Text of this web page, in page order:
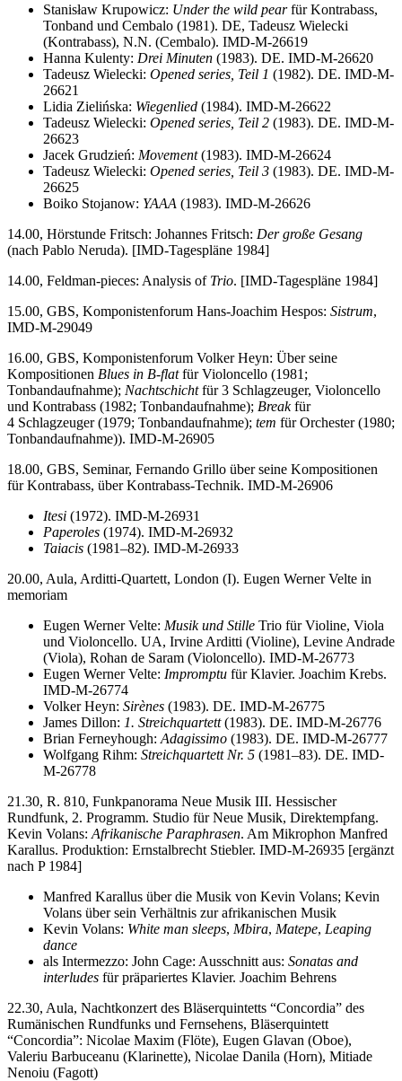
Stanisław Krupowicz: Under the wild pearfür Kontrabass,
Tonband und Cembalo (1981). DE, Tadeusz Wielecki
(Kontrabass), N.N. (Cembalo). IMD-M-26619
Hanna Kulenty: Drei Minuten (1983). DE. IMD-M-26620
Tadeusz Wielecki: Opened series, Teil 1 (1982). DE. IMD-M-
26621
Lidia Zielińska: Wiegenlied (1984). IMD-M-26622
Tadeusz Wielecki: Opened series, Teil 2 (1983). DE. IMD-M-
26623
Jacek Grudzień: Movement(1983). IMD-M-26624
Tadeusz Wielecki: Opened series, Teil 3 (1983). DE. IMD-M-
26625
Boiko Stojanow: YAAA (1983). IMD-M-26626
14.00, Hörstunde Fritsch: Johannes Fritsch: Der große Gesang
(nach Pablo Neruda). [IMD-Tagespläne 1984]
14.00, Feldman-pieces: Analysis of Trio. [IMD-Tagespläne 1984]
15.00, GBS, Komponistenforum Hans-Joachim Hespos: Sistrum,
IMD-M-29049
16.00, GBS, Komponistenforum Volker Heyn: Über seine
Kompositionen Blues in B-flatfür Violoncello (1981;
Tonbandaufnahme); Nachtschichtfür 3 Schlagzeuger, Violoncello
und Kontrabass (1982; Tonbandaufnahme); Breakfür
4 Schlagzeuger (1979; Tonbandaufnahme); tem für Orchester (1980;
Tonbandaufnahme)). IMD-M-26905
18.00, GBS, Seminar, Fernando Grillo über seine Kompositionen
für Kontrabass, über Kontrabass-Technik. IMD-M-26906
Itesi (1972). IMD-M-26931
Paperoles (1974). IMD-M-26932
Taiacis (1981–82). IMD-M-26933
20.00, Aula, Arditti-Quartett, London (I). Eugen Werner Velte in
memoriam
Eugen Werner Velte: Musik und Stille Trio für Violine, Viola
und Violoncello. UA, Irvine Arditti (Violine), Levine Andrade
(Viola), Rohan de Saram (Violoncello). IMD-M-26773
Eugen Werner Velte: Impromptu für Klavier. Joachim Krebs.
IMD-M-26774
Volker Heyn: Sirènes (1983). DE. IMD-M-26775
James Dillon: 1. Streichquartett(1983). DE. IMD-M-26776
Brian Ferneyhough: Adagissimo (1983). DE. IMD-M-26777
Wolfgang Rihm: Streichquartett Nr. 5 (1981–83). DE. IMD-
M-26778
21.30, R. 810, Funkpanorama Neue Musik III. Hessischer
Rundfunk, 2. Programm. Studio für Neue Musik, Direktempfang.
Kevin Volans: Afrikanische Paraphrasen. Am Mikrophon Manfred
Karallus. Produktion: Ernstalbrecht Stiebler. IMD-M-26935 [ergänzt
nach P 1984]
Manfred Karallus über die Musik von Kevin Volans; Kevin
Volans über sein Verhältnis zur afrikanischen Musik
Kevin Volans: White man sleeps, Mbira, Matepe, Leaping
dance
als Intermezzo: John Cage: Ausschnitt aus: Sonatas and
interludes für präpariertes Klavier. Joachim Behrens
22.30, Aula, Nachtkonzert des Bläserquintetts “Concordia” des
Rumänischen Rundfunks und Fernsehens, Bläserquintett
“Concordia”: Nicolae Maxim (Flöte), Eugen Glavan (Oboe),
Valeriu Barbuceanu (Klarinette), Nicolae Danila (Horn), Mitiade
Nenoiu (Fagott)